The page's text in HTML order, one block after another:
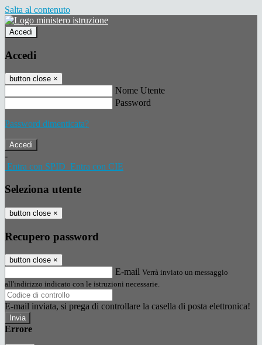
Salta al contenuto
Accedi
Accedi
button close ×
Nome Utente
Password
Password dimenticata?
-
Entra con SPID Entra con CIE
Seleziona utente
button close ×
Recupero password
button close ×
E-mail Verrà inviato un messaggio
all'indirizzo indicato con le istruzioni necessarie.
E-mail inviata, si prega di controllare la casella di posta elettronica!
Errore